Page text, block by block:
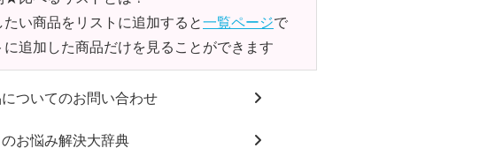
たい商品をリストに追加すると一覧ページで
に追加した商品だけを見ることができます
ついてのお問い合わせ
お悩み解決大辞典